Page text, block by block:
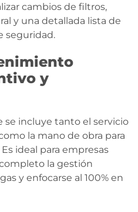
cambios de filtros,
y una detallada lista de
seguridad.
y
se incluye tanto el servicio
la mano de obra para
ideal para empresas
la gestión
y enfocarse al 100% en